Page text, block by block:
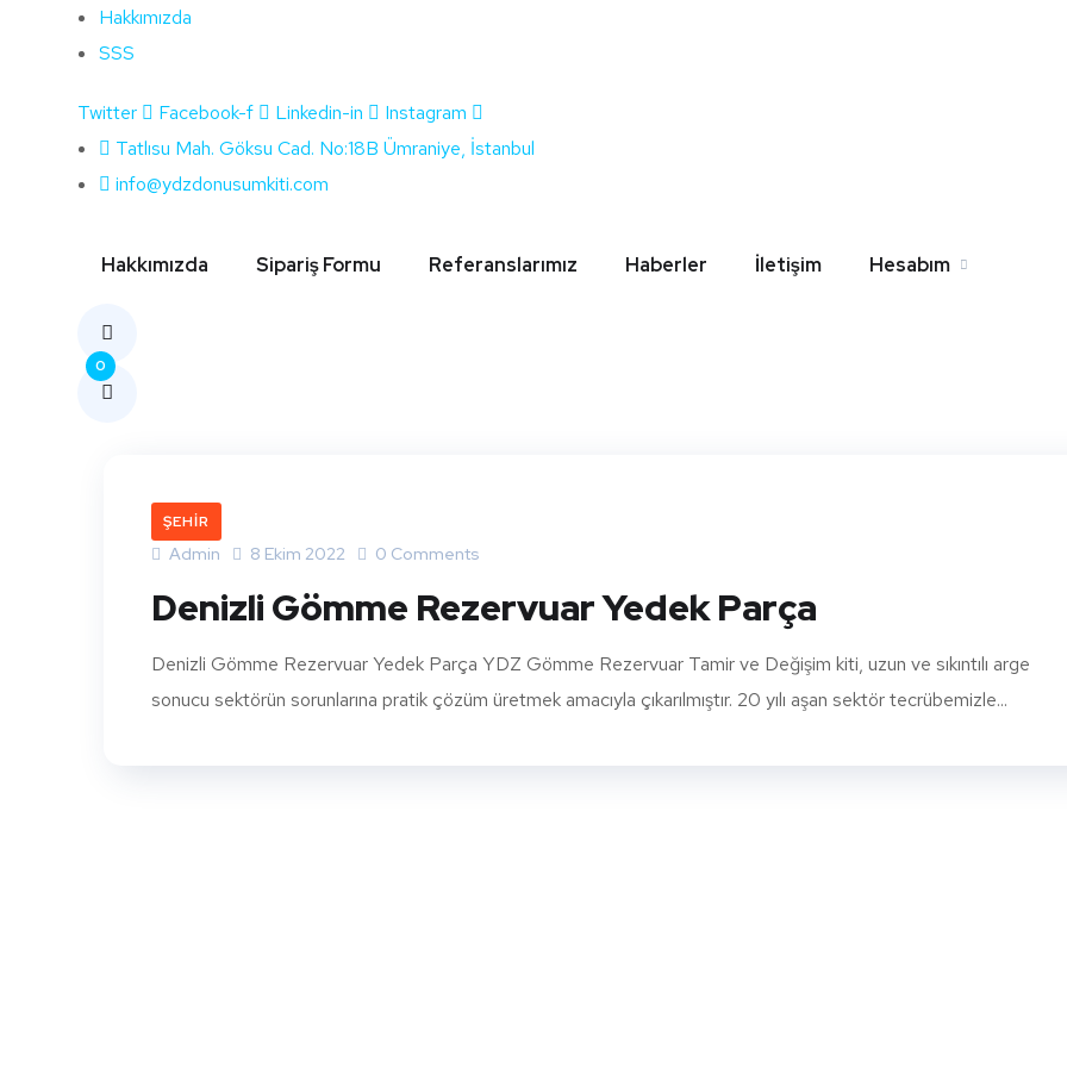
Hakkımızda
SSS
Twitter Facebook-f Linkedin-in
Instagram
Tatlısu Mah. Göksu Cad. No:18B Ümraniye, İstanbul
info@ydzdonusumkiti.com
Hakkımızda Sipariş Formu Referanslarımız Haberler İletişim Hesabım
0
Etiket:Denizli Nova Gömme
ŞEHIR
Admin 8 Ekim 2022 0 Comments
Denizli Gömme Rezervuar Yedek Parça
Denizli Gömme Rezervuar Yedek Parça YDZ Gömme Rezervuar Tamir ve Değişim kiti, uzun ve sıkıntılı arge
sonucu sektörün sorunlarına pratik çözüm üretmek amacıyla çıkarılmıştır. 20 yılı aşan sektör tecrübemizle...